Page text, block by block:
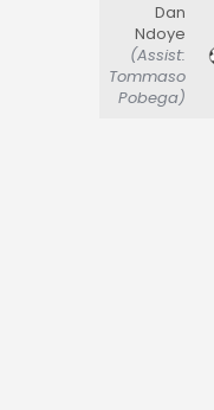
Dan
Ndoye
(Assist:
Tommaso
Pobega)